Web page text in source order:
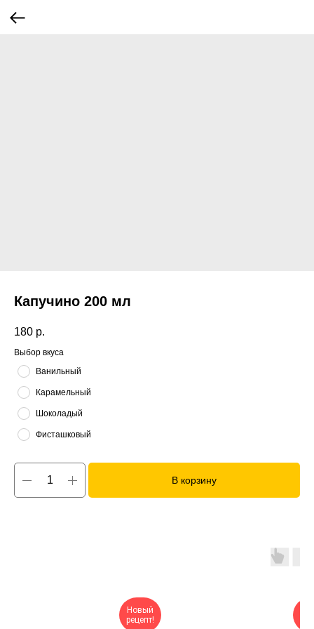
Капучино 200 мл
180 р.
Выбор вкуса
Ванильный
Карамельный
Шоколадый
Фисташковый
В корзину
Новый
рецепт!